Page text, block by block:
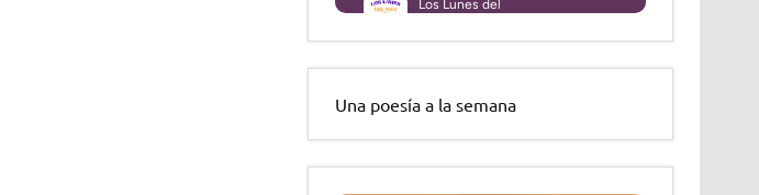
Una poesía a la semana